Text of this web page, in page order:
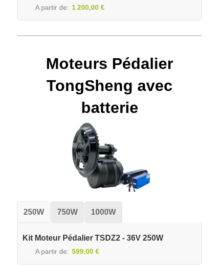
A partir de 1 200,00 €
Moteurs Pédalier
TongSheng avec
batterie
250W 750W 1000W
Kit Moteur Pédalier TSDZ2 - 36V 250W
A partir de 599,00 €